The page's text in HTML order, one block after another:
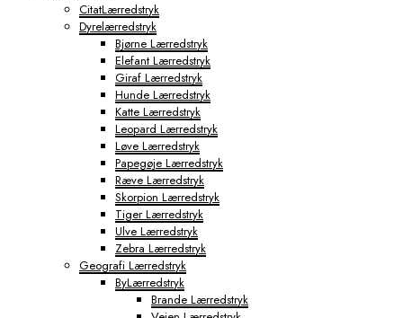
CitatLærredstryk
Dyrelærredstryk
Bjørne Lærredstryk
Elefant Lærredstryk
Giraf Lærredstryk
Hunde Lærredstryk
Katte Lærredstryk
Leopard Lærredstryk
Løve Lærredstryk
Papegøje Lærredstryk
Ræve Lærredstryk
Skorpion Lærredstryk
Tiger Lærredstryk
Ulve Lærredstryk
Zebra Lærredstryk
Geografi Lærredstryk
ByLærredstryk
Brande Lærredstryk